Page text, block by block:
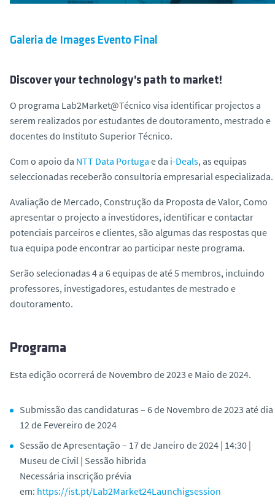
Galeria de Images Evento Final
Discover your technology’s path to market!
O programa Lab2Market@Técnico visa identificar projectos a
serem realizados por estudantes de doutoramento, mestrado e
docentes do Instituto Superior Técnico.
Com o apoio da NTT Data Portuga e da i-Deals, as equipas
seleccionadas receberão consultoria empresarial especializada.
Avaliação de Mercado, Construção da Proposta de Valor, Como
apresentar o projecto a investidores, identificar e contactar
potenciais parceiros e clientes, são algumas das respostas que
tua equipa pode encontrar ao participar neste programa.
Serão selecionadas 4 a 6 equipas de até 5 membros, incluindo
professores, investigadores, estudantes de mestrado e
doutoramento.
Programa
Esta edição ocorrerá de Novembro de 2023 e Maio de 2024.
Submissão das candidaturas – 6de Novembro de 2023 até dia
12 de Fevereiro de 2024
Sessão de Apresentação – 17 de Janeiro de 2024 | 14:30 |
Museu de Civil | Sessão hibrida
Necessária inscrição prévia
em: https://ist.pt/Lab2Market24Launchigsession